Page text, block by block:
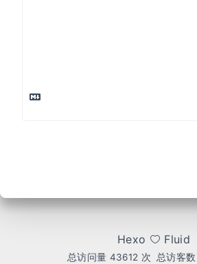
Hexo Fluid
总访问量 43612 次 总访客数